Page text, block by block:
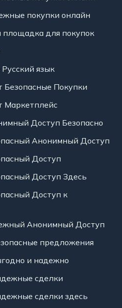
покупки онлайн
площадка для покупок
язык
Безопасные Покупки
Маркетплейс
Доступ Безопасно
Анонимный Доступ
Доступ
Доступ Здесь
Доступ к
Анонимный Доступ
предложения
и надежно
сделки
сделки здесь